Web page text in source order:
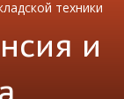
техники
и